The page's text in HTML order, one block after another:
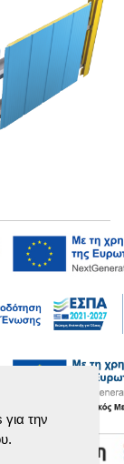
F
για την